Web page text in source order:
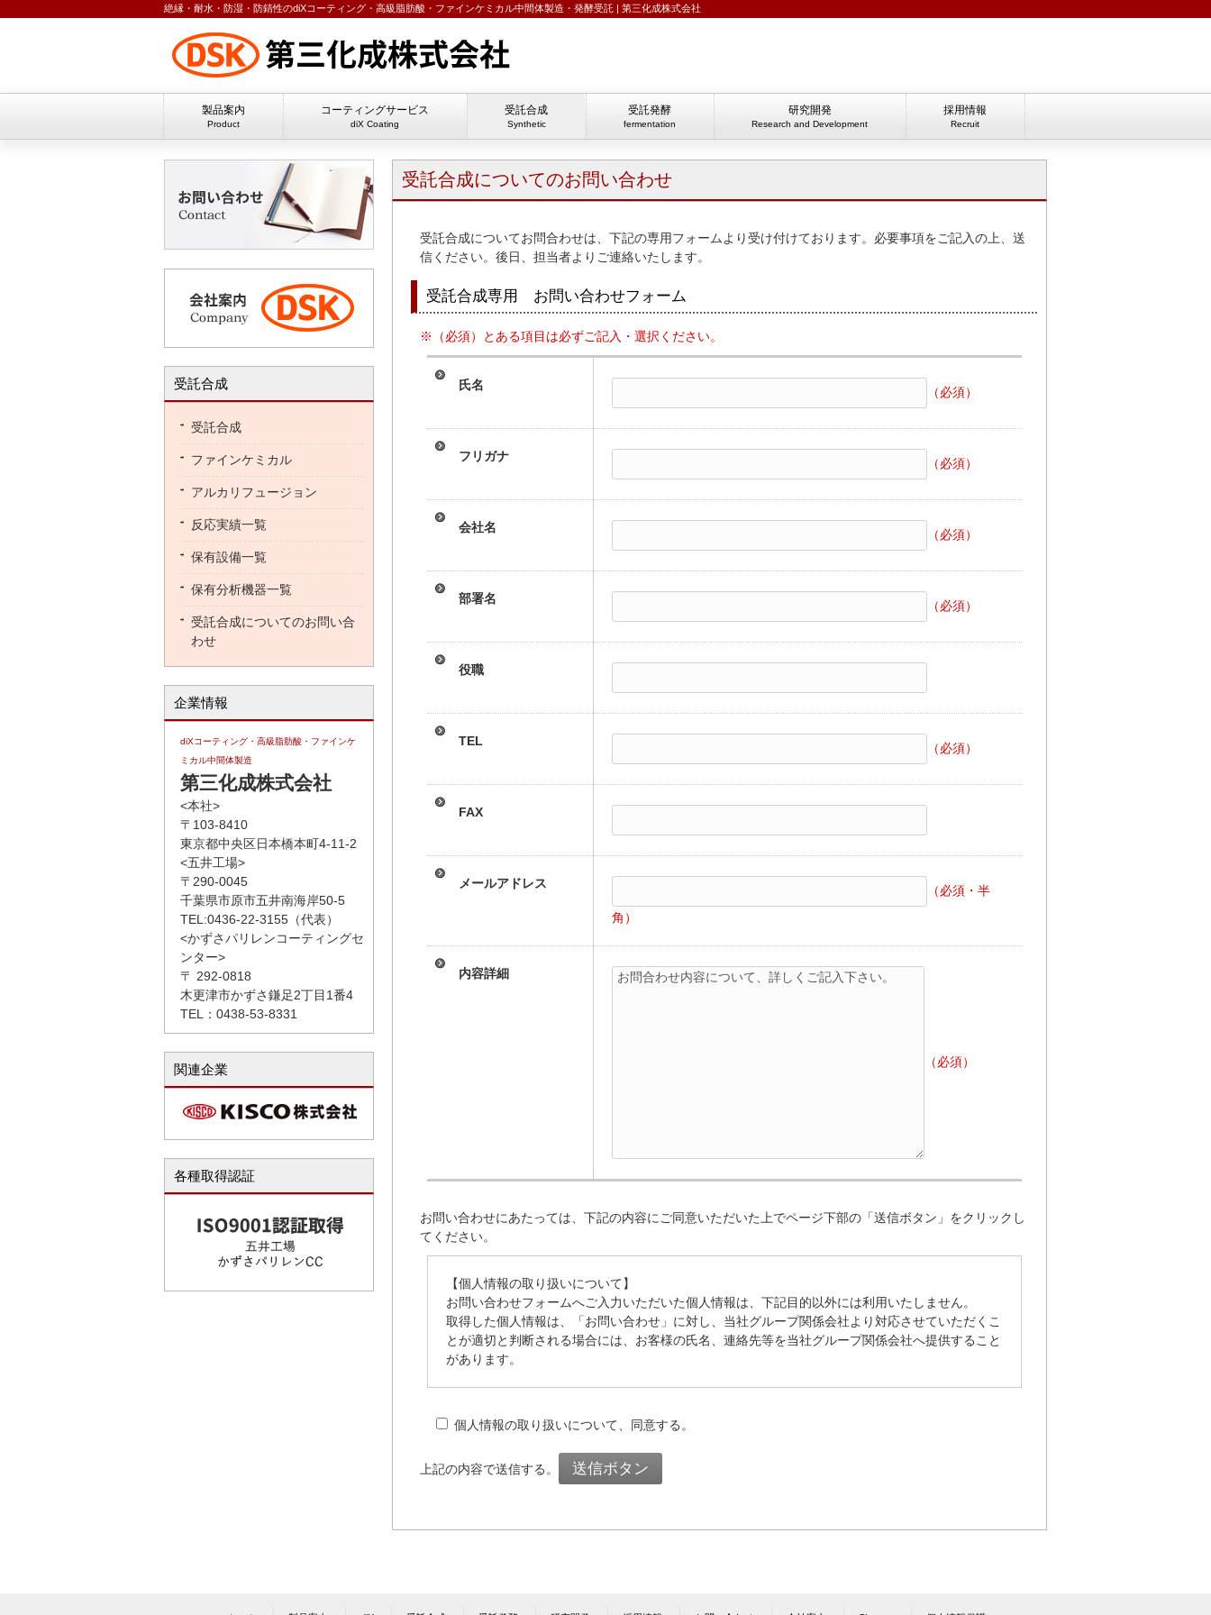
絶縁・耐水・防湿・防錆性のdiXコーティング・高級脂肪酸・ファインケミカル中間体製造・発酵受託 | 第三化成株式会社
製品案内
Product
コーティングサービス
diX Coating
受託合成
Synthetic
受託発酵
fermentation
研究開発
Research and Development
採用情報
Recruit
受託合成についてのお問い合わせ
受託合成についてお問合わせは、下記の専用フォームより受け付けております。必要事項をご記入の上、送
信ください。後日、担当者よりご連絡いたします。
受託合成専用 お問い合わせフォーム
※（必須）とある項目は必ずご記入・選択ください。
氏名 （必須）
フリガナ （必須）
会社名 （必須）
部署名 （必須）
役職
TEL （必須）
FAX
メールアドレス
（必須・半
角）
内容詳細
（必須）
お問い合わせにあたっては、下記の内容にご同意いただいた上でページ下部の「送信ボタン」をクリックし
てください。
【個人情報の取り扱いについて】
お問い合わせフォームへご入力いただいた個人情報は、下記目的以外には利用いたしません。
取得した個人情報は、「お問い合わせ」に対し、当社グループ関係会社より対応させていただくこ
とが適切と判断される場合には、お客様の氏名、連絡先等を当社グループ関係会社へ提供すること
があります。
個人情報の取り扱いについて、同意する。
上記の内容で送信する。
受託合成
受託合成
ファインケミカル
アルカリフュージョン
反応実績一覧
保有設備一覧
保有分析機器一覧
受託合成についてのお問い合
わせ
企業情報
diXコーティング・高級脂肪酸・ファインケ
ミカル中間体製造
第三化成株式会社
<本社>
〒103-8410
東京都中央区日本橋本町4-11-2
<五井工場>
〒290-0045
千葉県市原市五井南海岸50-5
TEL:0436-22-3155（代表）
<かずさパリレンコーティングセ
ンター>
〒 292-0818
木更津市かずさ鎌足2丁目1番4
TEL：0438-53-8331
関連企業
各種取得認証